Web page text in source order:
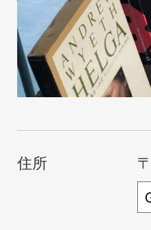
住所